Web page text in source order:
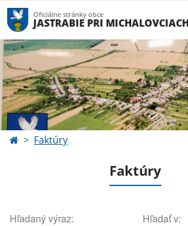
Oficiálne stránky obce
JASTRABIE PRI MICHALOVCIACH
Faktúry
Faktúry
Hľadaný výraz: Hľadať v: